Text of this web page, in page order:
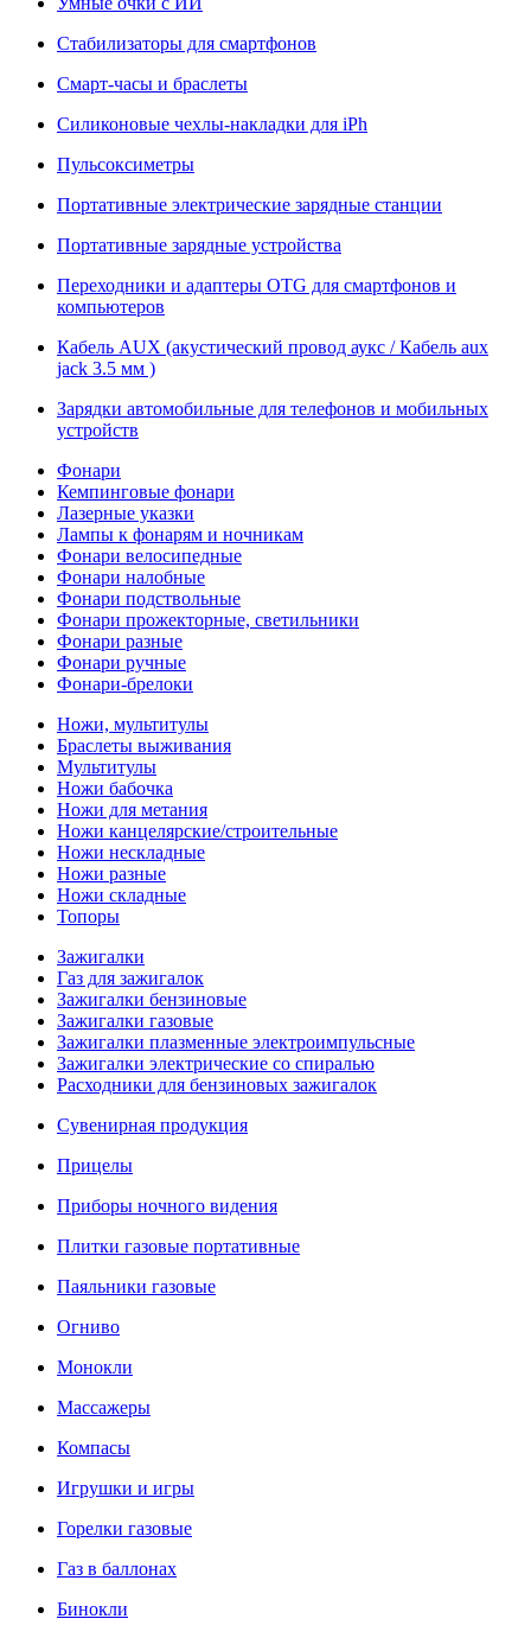
Стабилизаторы для смартфонов
Смарт-часы и браслеты
Силиконовые чехлы-накладки для iPh
Пульсоксиметры
Портативные электрические зарядные станции
Портативные зарядные устройства
Переходники и адаптеры OTG для смартфонов и
компьютеров
Кабель AUX (акустический провод аукс / Кабель aux
jack 3.5 мм )
Зарядки автомобильные для телефонов и мобильных
устройств
Фонари
Кемпинговые фонари
Лазерные указки
Лампы к фонарям и ночникам
Фонари велосипедные
Фонари налобные
Фонари подствольные
Фонари прожекторные, светильники
Фонари разные
Фонари ручные
Фонари-брелоки
Ножи, мультитулы
Браслеты выживания
Мультитулы
Ножи бабочка
Ножи для метания
Ножи канцелярские/строительные
Ножи нескладные
Ножи разные
Ножи складные
Топоры
Зажигалки
Газ для зажигалок
Зажигалки бензиновые
Зажигалки газовые
Зажигалки плазменные электроимпульсные
Зажигалки электрические со спиралью
Расходники для бензиновых зажигалок
Сувенирная продукция
Прицелы
Приборы ночного видения
Плитки газовые портативные
Паяльники газовые
Огниво
Монокли
Массажеры
Компасы
Игрушки и игры
Горелки газовые
Газ в баллонах
Бинокли